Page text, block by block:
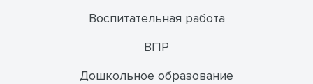
Воспитательная работа
ВПР
Дошкольное образование